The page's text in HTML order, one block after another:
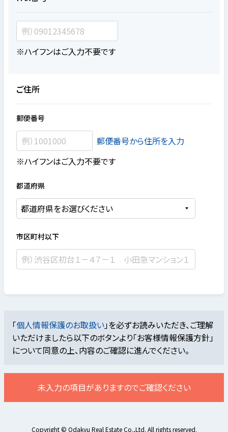
※ハイフンはご入力不要です
ご住所
郵便番号
郵便番号から住所を入力
※ハイフンはご入力不要です
都道府県
市区町村以下
「個人情報保護のお取扱い」を必ずお読みいただき、ご理解
いただけましたら以下のボタンより「お客様情報保護方針」
について同意の上、内容のご確認に進んでください。
未入力の項目がありますのでご確認ください
Copyright © Odakyu Real Estate Co.,Ltd. All rights reserved.